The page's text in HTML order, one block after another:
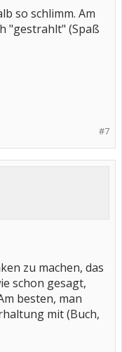
so schlimm. Am
"gestrahlt" (Spaß
#7
zu machen, das
schon gesagt,
besten, man
mit (Buch,